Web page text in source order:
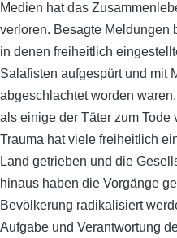
Medien hat das
verloren. Besagte Meldungen
in denen freiheitlich
Salafisten aufgespürt und mit
abgeschlachtet worden
als einige der Täter zum Tode
Trauma hat viele freiheitlich
Land getrieben und die
hinaus haben die Vorgänge
Bevölkerung radikalisiert
Aufgabe und Verantwortung